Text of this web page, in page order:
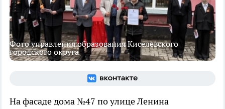
Фото управления образования Киселевского
городского округа
На фасаде дома №47 по улице Ленина